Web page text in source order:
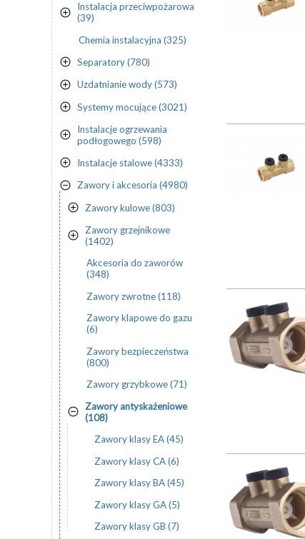
Instalacja przeciwpożarowa
(39)
Chemia instalacyjna (325)
Separatory (780)
Uzdatnianie wody (573)
Systemy mocujące (3021)
Instalacje ogrzewania
podłogowego (598)
Instalacje stalowe (4333)
Zawory i akcesoria (4980)
Zawory kulowe (803)
Zawory grzejnikowe
(1402)
Akcesoria do zaworów
(348)
Zawory zwrotne (118)
Zawory klapowe do gazu
(6)
Zawory bezpieczeństwa
(800)
Zawory grzybkowe (71)
Zawory antyskażeniowe
(108)
Zawory klasy EA (45)
Zawory klasy CA (6)
Zawory klasy BA (45)
Zawory klasy GA (5)
Zawory klasy GB (7)